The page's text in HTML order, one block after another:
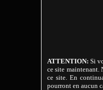
ATTENTION: Si
ce site maintenant.
ce site. En
pourront en aucun